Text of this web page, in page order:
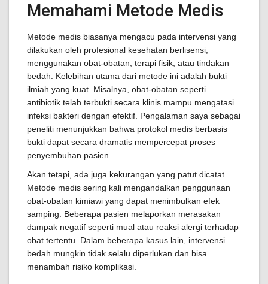
Memahami Metode Medis
Metode medis biasanya mengacu pada intervensi yang
dilakukan oleh profesional kesehatan berlisensi,
menggunakan obat-obatan, terapi fisik, atau tindakan
bedah. Kelebihan utama dari metode ini adalah bukti
ilmiah yang kuat. Misalnya, obat-obatan seperti
antibiotik telah terbukti secara klinis mampu mengatasi
infeksi bakteri dengan efektif. Pengalaman saya sebagai
peneliti menunjukkan bahwa protokol medis berbasis
bukti dapat secara dramatis mempercepat proses
penyembuhan pasien.
Akan tetapi, ada juga kekurangan yang patut dicatat.
Metode medis sering kali mengandalkan penggunaan
obat-obatan kimiawi yang dapat menimbulkan efek
samping. Beberapa pasien melaporkan merasakan
dampak negatif seperti mual atau reaksi alergi terhadap
obat tertentu. Dalam beberapa kasus lain, intervensi
bedah mungkin tidak selalu diperlukan dan bisa
menambah risiko komplikasi.